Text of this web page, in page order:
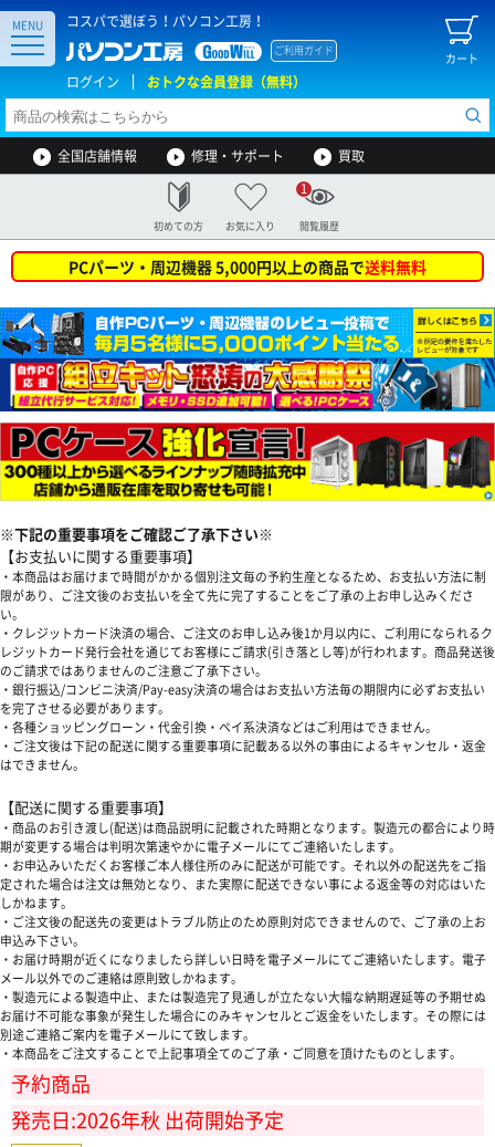
コスパで選ぼう！パソコン工房！
カート
ご利用ガイド
ログイン おトクな会員登録（無料）
MENU
全国店舗情報 修理・サポート 買取
初めての方 お気に入り 閲覧履歴
1
PCパーツ・周辺機器 5,000円以上の商品で送料無料
※下記の重要事項をご確認ご了承下さい※
【お支払いに関する重要事項】
・本商品はお届けまで時間がかかる個別注文毎の予約生産となるため、お支払い方法に制
限があり、ご注文後のお支払いを全て先に完了することをご了承の上お申し込みくださ
い。
・クレジットカード決済の場合、ご注文のお申し込み後1か月以内に、ご利用になられるク
レジットカード発行会社を通じてお客様にご請求(引き落とし等)が行われます。商品発送後
のご請求ではありませんのご注意ご了承下さい。
・銀行振込/コンビニ決済/Pay-easy決済の場合はお支払い方法毎の期限内に必ずお支払い
を完了させる必要があります。
・各種ショッピングローン・代金引換・ペイ系決済などはご利用はできません。
・ご注文後は下記の配送に関する重要事項に記載ある以外の事由によるキャンセル・返金
はできません。
【配送に関する重要事項】
・商品のお引き渡し(配送)は商品説明に記載された時期となります。製造元の都合により時
期が変更する場合は判明次第速やかに電子メールにてご連絡いたします。
・お申込みいただくお客様ご本人様住所のみに配送が可能です。それ以外の配送先をご指
定された場合は注文は無効となり、また実際に配送できない事による返金等の対応はいた
しかねます。
・ご注文後の配送先の変更はトラブル防止のため原則対応できませんので、ご了承の上お
申込み下さい。
・お届け時期が近くになりましたら詳しい日時を電子メールにてご連絡いたします。電子
メール以外でのご連絡は原則致しかねます。
・製造元による製造中止、または製造完了見通しが立たない大幅な納期遅延等の予期せぬ
お届け不可能な事象が発生した場合にのみキャンセルとご返金をいたします。その際には
別途ご連絡ご案内を電子メールにて致します。
・本商品をご注文することで上記事項全てのご了承・ご同意を頂けたものとします。
予約商品
発売日:2026年秋 出荷開始予定